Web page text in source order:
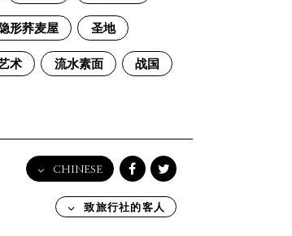
隐形荞麦屋 圣地
术 流水素面 战国
CHINESE
English
日本語
致旅行社的客人